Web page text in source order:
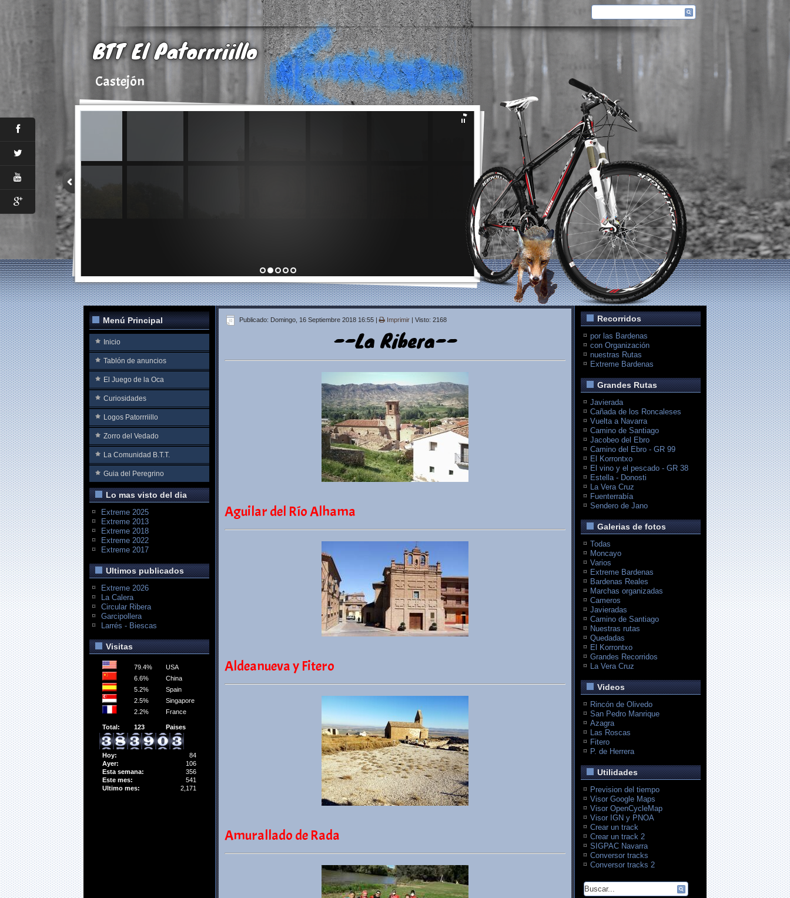
BTT El Patorrriillo
Castejón
Menú Principal
Inicio
Tablón de anuncios
El Juego de la Oca
Curiosidades
Logos Patorrriillo
Zorro del Vedado
La Comunidad B.T.T.
Guia del Peregrino
Lo mas visto del dia
Extreme 2025
Extreme 2013
Extreme 2018
Extreme 2022
Extreme 2017
Ultimos publicados
Extreme 2026
La Calera
Circular Ribera
Garcipollera
Larrés - Biescas
Visitas
79.4%
USA
6.6%
China
5.2%
Spain
2.5%
Singapore
2.2%
France
Total: 123 Paises
Hoy:
84
Ayer:
106
Esta semana:
356
Este mes:
541
Ultimo mes:
2,171
Publicado: Domingo, 16 Septiembre 2018 16:55 | Imprimir | Visto: 2168
--La Ribera--
Aguilar del Río Alhama
Aldeanueva y Fitero
Amurallado de Rada
Recorridos
por las Bardenas
con Organización
nuestras Rutas
Extreme Bardenas
Grandes Rutas
Javierada
Cañada de los Roncaleses
Vuelta a Navarra
Camino de Santiago
Jacobeo del Ebro
Camino del Ebro - GR 99
El Korrontxo
El vino y el pescado - GR 38
Estella - Donosti
La Vera Cruz
Fuenterrabía
Sendero de Jano
Galerias de fotos
Todas
Moncayo
Varios
Extreme Bardenas
Bardenas Reales
Marchas organizadas
Cameros
Javieradas
Camino de Santiago
Nuestras rutas
Quedadas
El Korrontxo
Grandes Recorridos
La Vera Cruz
Videos
Rincón de Olivedo
San Pedro Manrique
Azagra
Las Roscas
Fitero
P. de Herrera
Utilidades
Prevision del tiempo
Visor Google Maps
Visor OpenCycleMap
Visor IGN y PNOA
Crear un track
Crear un track 2
SIGPAC Navarra
Conversor tracks
Conversor tracks 2